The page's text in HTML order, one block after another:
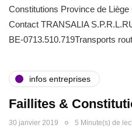
Constitutions Province de
Contact TRANSALIA
BE-0713.510.719Transports
infos entreprises
Faillites &
30 janvier 2019 5 Minute(s) de